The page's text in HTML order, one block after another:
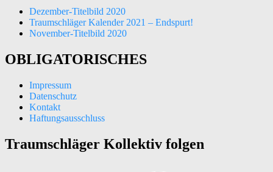
Dezember-Titelbild 2020
Traumschläger Kalender 2021 – Endspurt!
November-Titelbild 2020
OBLIGATORISCHES
Impressum
Datenschutz
Kontakt
Haftungsausschluss
Traumschläger Kollektiv folgen